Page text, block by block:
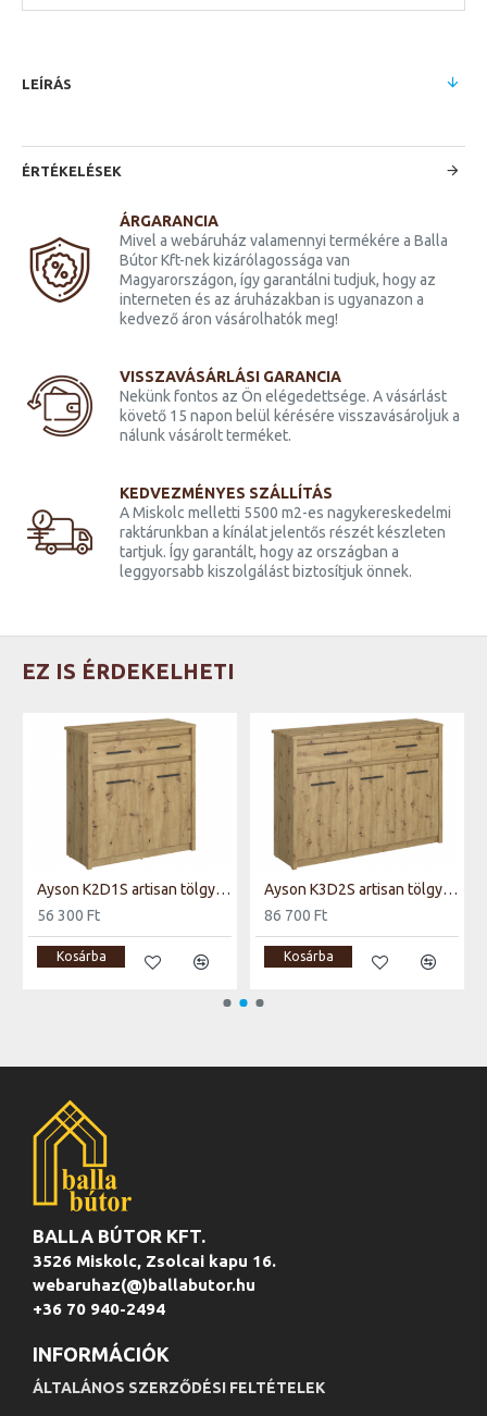
LEÍRÁS
ÉRTÉKELÉSEK
ÁRGARANCIA
Mivel a webáruház valamennyi termékére a Balla
Bútor Kft-nek kizárólagossága van
Magyarországon, így garantálni tudjuk, hogy az
interneten és az áruházakban is ugyanazon a
kedvező áron vásárolhatók meg!
VISSZAVÁSÁRLÁSI GARANCIA
Nekünk fontos az Ön elégedettsége. A vásárlást
követő 15 napon belül kérésére visszavásároljuk a
nálunk vásárolt terméket.
KEDVEZMÉNYES SZÁLLÍTÁS
A Miskolc melletti 5500 m2-es nagykereskedelmi
raktárunkban a kínálat jelentős részét készleten
tartjuk. Így garantált, hogy az országban a
leggyorsabb kiszolgálást biztosítjuk önnek.
EZ IS ÉRDEKELHETI
Ayson K2D1S artisan tölgy komód
56 300 Ft
Kosárba
Ayson K3D2S artisan tölgy komód
86 700 Ft
Kosárba
BALLA BÚTOR KFT.
3526 Miskolc, Zsolcai kapu 16.
webaruhaz(@)ballabutor.hu
+36 70 940-2494
INFORMÁCIÓK
ÁLTALÁNOS SZERZŐDÉSI FELTÉTELEK